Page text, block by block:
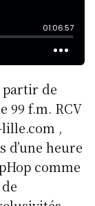
partir de
99 f.m. RCV
,
d’une heure
comme